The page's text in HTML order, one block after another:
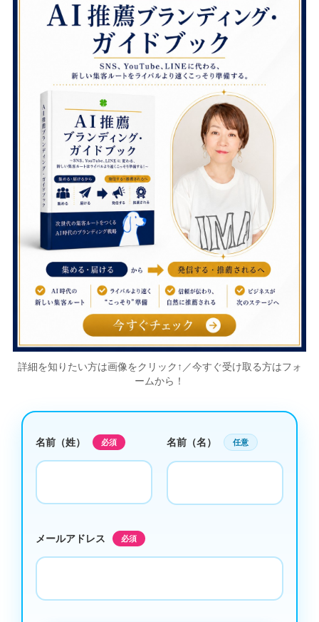
詳細を知りたい方は画像をクリック↑／今すぐ受け取る方はフォ
ームから！
名前（姓） 必須 名前（名） 任意
メールアドレス 必須